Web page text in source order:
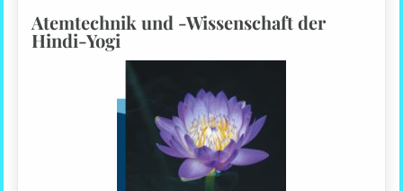
Atemtechnik und -Wissenschaft der
Hindi-Yogi